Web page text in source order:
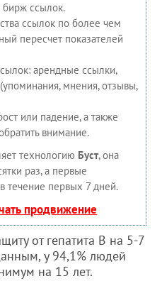
бирж ссылок.
ссылок по более чем
пересчет показателей
арендные ссылки,
мнения, отзывы,
или падение, а также
внимание.
технологию Буст, она
раз, а первые
течение первых 7 дней.
продвижение
от гепатита В на 5-7
у 94,1% людей
на 15 лет.